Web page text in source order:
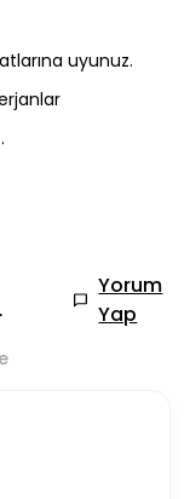
uyunuz.
Yorum
Yap